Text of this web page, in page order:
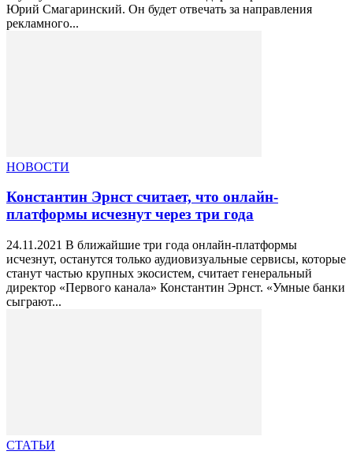
Юрий Смагаринский. Он будет отвечать за направления
рекламного...
НОВОСТИ
Константин Эрнст считает, что онлайн-
платформы исчезнут через три года
24.11.2021 В ближайшие три года онлайн-платформы
исчезнут, останутся только аудиовизуальные сервисы, которые
станут частью крупных экосистем, считает генеральный
директор «Первого канала» Константин Эрнст. «Умные банки
сыграют...
СТАТЬИ